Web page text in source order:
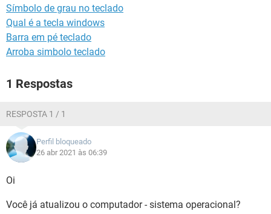
Símbolo de grau no teclado
Qual é a tecla windows
Barra em pé teclado
Arroba simbolo teclado
1 Respostas
RESPOSTA 1 / 1
Perfil bloqueado
26 abr 2021 às 06:39
Oi
Você já atualizou o computador - sistema operacional?